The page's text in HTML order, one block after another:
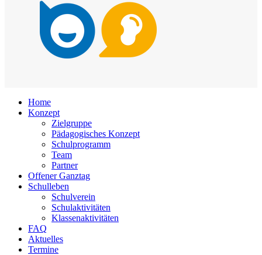
Home
Konzept
Zielgruppe
Pädagogisches Konzept
Schulprogramm
Team
Partner
Offener Ganztag
Schulleben
Schulverein
Schulaktivitäten
Klassenaktivitäten
FAQ
Aktuelles
Termine